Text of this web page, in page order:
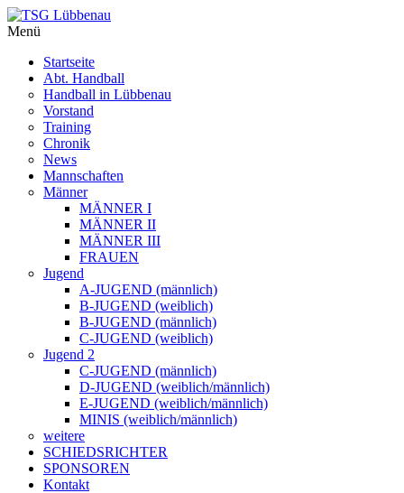
Menü
Startseite
Abt. Handball
Handball in Lübbenau
Vorstand
Training
Chronik
News
Mannschaften
Männer
MÄNNER I
MÄNNER II
MÄNNER III
FRAUEN
Jugend
A-JUGEND (männlich)
B-JUGEND (weiblich)
B-JUGEND (männlich)
C-JUGEND (weiblich)
Jugend 2
C-JUGEND (männlich)
D-JUGEND (weiblich/männlich)
E-JUGEND (weiblich/männlich)
MINIS (weiblich/männlich)
weitere
SCHIEDSRICHTER
SPONSOREN
Kontakt